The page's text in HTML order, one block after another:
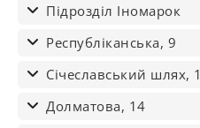
Підрозділ Іномарок
Республіканська, 9
Січеславський шлях, 1
Долматова, 14